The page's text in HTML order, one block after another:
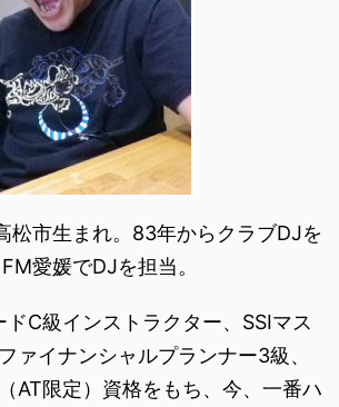
松市生まれ。83年からクラブDJを
愛媛でDJを担当。
C級インストラクター、SSIマス
ァイナンシャルプランナー3級、
AT限定）資格をもち、今、一番ハ